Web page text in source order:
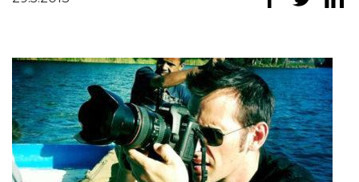
Lahjoita